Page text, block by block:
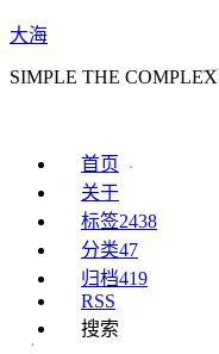
大海
SIMPLE THE COMPLEX
首页
关于
标签2438
分类47
归档419
RSS
搜索